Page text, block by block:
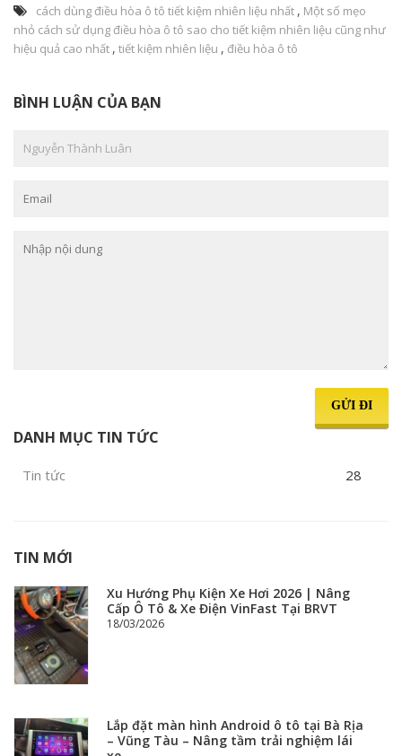
cách dùng điều hòa ô tô tiết kiệm nhiên liệu nhất , Một số mẹo
nhỏ cách sử dụng điều hòa ô tô sao cho tiết kiệm nhiên liệu cũng như
hiệu quả cao nhất , tiết kiệm nhiên liệu , điều hòa ô tô
BÌNH LUẬN CỦA BẠN
GỬI ĐI
DANH MỤC TIN TỨC
Tin tức 28
TIN MỚI
Xu Hướng Phụ Kiện Xe Hơi 2026 | Nâng
Cấp Ô Tô & Xe Điện VinFast Tại BRVT
18/03/2026
Lắp đặt màn hình Android ô tô tại Bà Rịa
– Vũng Tàu – Nâng tầm trải nghiệm lái